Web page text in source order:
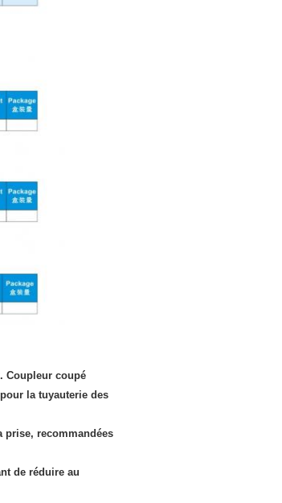
Coupleur coupé
la tuyauterie des
prise, recommandées
de réduire au